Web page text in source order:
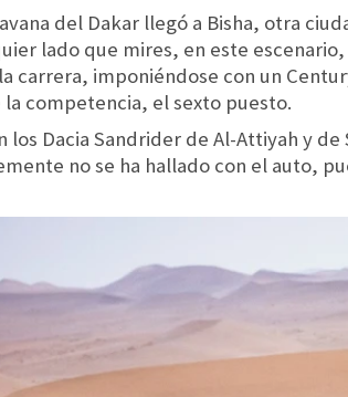
del Dakar llegó a Bisha, otra
lado que mires, en este
carrera, imponiéndose con un
competencia, el sexto puesto.
los Dacia Sandrider de Al-Attiyah y
no se ha hallado con el auto,